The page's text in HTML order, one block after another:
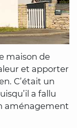
maison de
et apporter
C’était un
a fallu
aménagement